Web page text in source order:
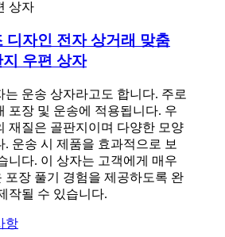
디자인 전자 상거래 맞춤
우편 상자
는 운송 상자라고도 합니다. 주로
포장 및 운송에 적용됩니다. 우
재질은 골판지이며 다양한 모양
. 운송 시 제품을 효과적으로 보
니다. 이 상자는 고객에게 매우
포장 풀기 경험을 제공하도록 완
작될 수 있습니다.
항